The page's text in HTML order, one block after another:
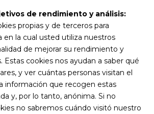
de rendimiento y análisis:
propias y de terceros para
en la cual usted utiliza nuestros
de mejorar su rendimiento y
Estas cookies nos ayudan a saber qué
y ver cuántas personas visitan el
información que recogen estas
y, por lo tanto, anónima. Si no
no sabremos cuándo visitó nuestro